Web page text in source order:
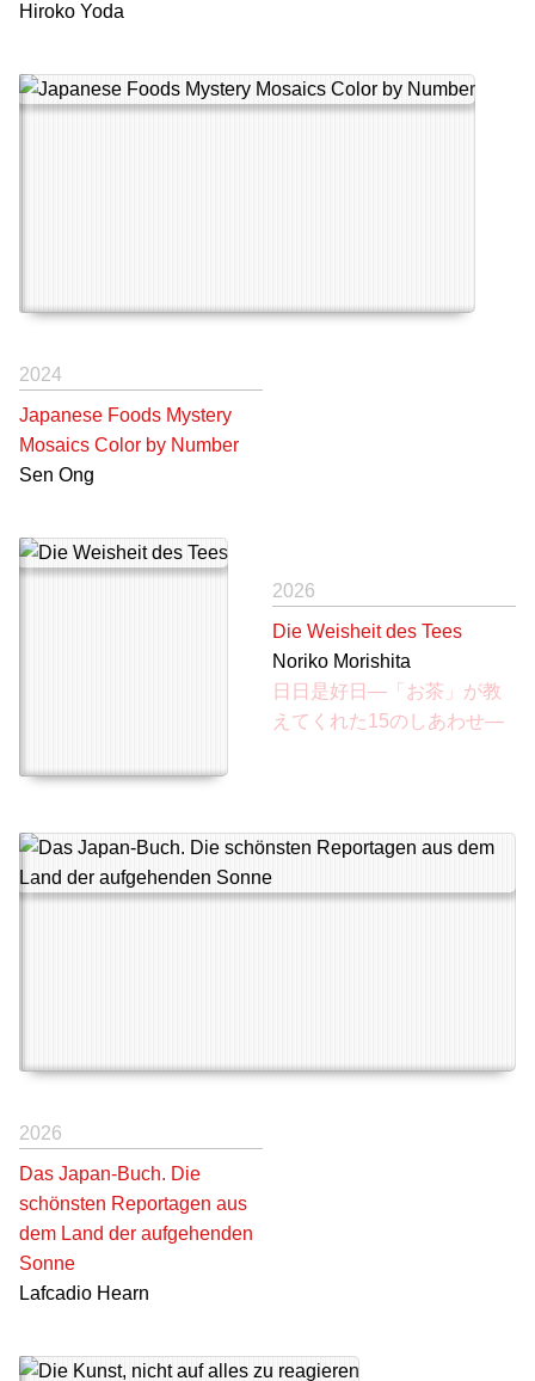
Hiroko Yoda
2024
Japanese Foods Mystery
Mosaics Color by Number
Sen Ong
2026
Die Weisheit des Tees
Noriko Morishita
日日是好日―「お茶」が教
えてくれた15のしあわせ―
2026
Das Japan-Buch. Die
schönsten Reportagen aus
dem Land der aufgehenden
Sonne
Lafcadio Hearn